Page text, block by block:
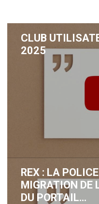
CLUB
2025
REX : LA
MIGRATION DE
DU PORTAIL…